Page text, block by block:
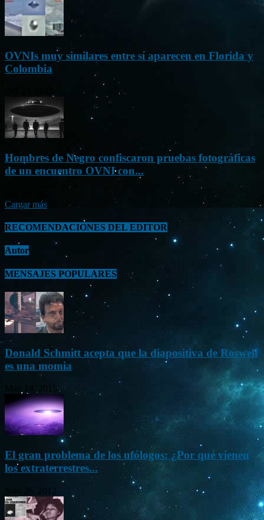
OVNIs muy similares entre sí aparecen en Florida y
Colombia
Hombres de Negro confiscaron pruebas fotográficas
de un encuentro OVNI con...
Cargar más
RECOMENDACIONES DEL EDITOR
Autor
MENSAJES POPULARES
Donald Schmitt acepta que la diapositiva de Roswell
es una momia
May 14, 2015
El gran problema de los ufólogos: ¿Por qué vienen
los extraterrestres...
Nov 26, 2012